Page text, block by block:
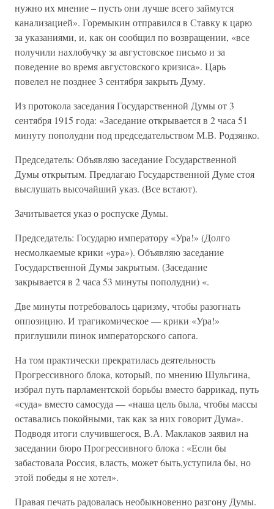
нужно их мнение – пусть они лучше всего займутся
канализацией». Горемыкин отправился в Ставку к царю
за указаниями, и, как он сообщил по возвращении, «все
получили нахлобучку за августовское письмо и за
поведение во время августовского кризиса». Царь
повелел не позднее 3 сентября закрыть Думу.
Из протокола заседания Государственной Думы от 3
сентября 1915 года: «Заседание открывается в 2 часа 51
минуту пополудни под председательством М.В. Родзянко.
Председатель: Объявляю заседание Государственной
Думы открытым. Предлагаю Государственной Думе стоя
выслушать высочайший указ. (Все встают).
Зачитывается указ о роспуске Думы.
Председатель: Государю императору «Ура!» (Долго
несмолкаемые крики «ура»). Объявляю заседание
Государственной Думы закрытым. (Заседание
закрывается в 2 часа 53 минуты пополудни) «.
Две минуты потребовалось царизму, чтобы разогнать
оппозицию. И трагикомическое — крики «Ура!»
приглушили пинок императорского сапога.
На том практически прекратилась деятельность
Прогрессивного блока, который, по мнению Шульгина,
избрал путь парламентской борьбы вместо баррикад, путь
«суда» вместо самосуда — «наша цель была, чтобы массы
оставались покойными, так как за них говорит Дума».
Подводя итоги случившегося, В.А. Маклаков заявил на
заседании бюро Прогрессивного блока : «Если бы
забастовала Россия, власть, может 6ыть,уступила бы, но
этой победы я не хотел».
Правая печать радовалась необыкновенно разгону Думы.